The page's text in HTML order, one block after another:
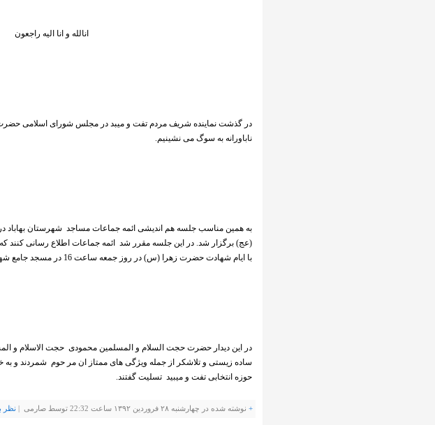
انالله و انا الیه راجعون
در گذشت نماینده شریف مردم تفت و میبد در مجلس شورای اسلامی حضرت
ناباورانه به سوگ می نشینیم.
به همین مناسب جلسه هم اندیشی ائمه جماعات مساجد شهرستان بهاباد
(عج) برگزار شد. در این جلسه مقرر شد ائمه جماعات اطلاع رسانی کنند
با ایام شهادت حضرت زهرا (س) در روز جمعه ساعت 16 در مسجد جامع شهرستان برگزار خواهد شد
در این دیدار حضرت حجت السلام و المسلمین محمودی حجت الاسلام و
ساده زیستی و تلاشکر از جمله وی‍ژگی های ممتاز ان مر حوم شمردند و به
حوزه انتخابی تفت و میبید تسلیت گفتند.
+ نوشته شده در چهارشنبه ۲۸ فروردین ۱۳۹۲ ساعت 22:32 توسط صارمی | نظر